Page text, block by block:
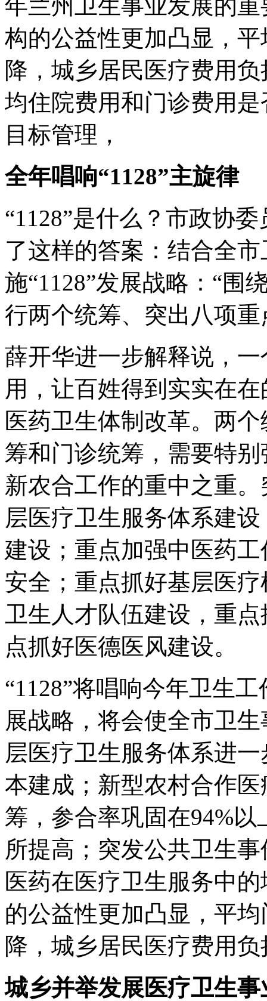
年兰州卫生事业发展的
构的公益性更加凸显，
降，城乡居民医疗费用
均住院费用和门诊费用
目标管理，
全年唱响“1128”主旋律
“1128”是什么？市政协
了这样的答案：结合全
施“1128”发展战略：“围
行两个统筹、突出八项重
薛开华进一步解释说，
用，让百姓得到实实在
医药卫生体制改革。两
筹和门诊统筹，需要特
新农合工作的重中之重
层医疗卫生服务体系建
建设；重点加强中医药
安全；重点抓好基层医
卫生人才队伍建设，重
点抓好医德医风建设。
“1128”将唱响今年卫生
展战略，将会使全市卫
层医疗卫生服务体系进
本建成；新型农村合作
筹，参合率巩固在94%
所提高；突发公共卫生
医药在医疗卫生服务中
的公益性更加凸显，平
降，城乡居民医疗费用
城乡并举发展医疗卫生事